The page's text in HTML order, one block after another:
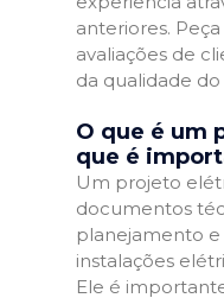
anteriores.
avaliações de
da qualidade
O que é um
que é
Um projeto
documentos
planejamento e
instalações
Ele é